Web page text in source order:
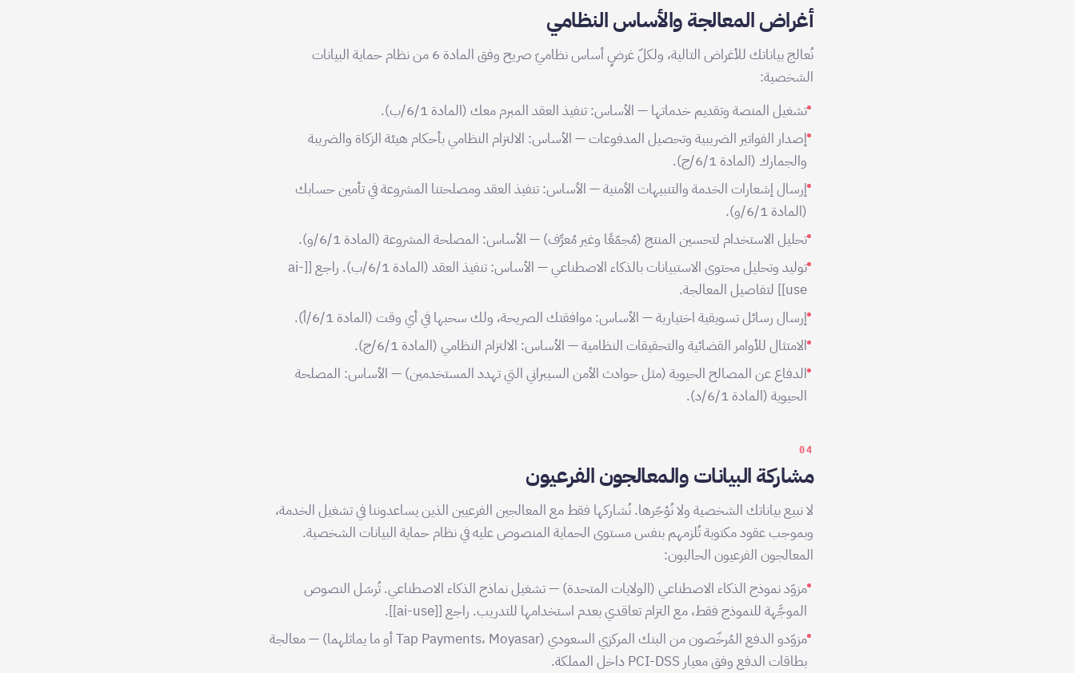
أغراض المعالجة والأساس النظامي
نُعالج بياناتك للأغراض التالية، ولكلّ غرضٍ أساس نظاميّ صريح وفق المادة 6 من نظام حماية البيانات
الشخصية:
تشغيل المنصة وتقديم خدماتها — الأساس: تنفيذ العقد المبرم معك (المادة 6/1/ب).
إصدار الفواتير الضريبية وتحصيل المدفوعات — الأساس: الالتزام النظامي بأحكام هيئة الزكاة والضريبة
والجمارك (المادة 6/1/ج).
إرسال إشعارات الخدمة والتنبيهات الأمنية — الأساس: تنفيذ العقد ومصلحتنا المشروعة في تأمين حسابك
(المادة 6/1/و).
تحليل الاستخدام لتحسين المنتج (مُجمّعًا وغير مُعرِّف) — الأساس: المصلحة المشروعة (المادة 6/1/و).
توليد وتحليل محتوى الاستبيانات بالذكاء الاصطناعي — الأساس: تنفيذ العقد (المادة 6/1/ب). راجع [[ai-
use]] لتفاصيل المعالجة.
إرسال رسائل تسويقية اختيارية — الأساس: موافقتك الصريحة، ولك سحبها في أي وقت (المادة 6/1/أ).
الامتثال للأوامر القضائية والتحقيقات النظامية — الأساس: الالتزام النظامي (المادة 6/1/ج).
الدفاع عن المصالح الحيوية (مثل حوادث الأمن السيبراني التي تهدد المستخدمين) — الأساس: المصلحة
الحيوية (المادة 6/1/د).
04
مشاركة البيانات والمعالجون الفرعيون
لا نبيع بياناتك الشخصية ولا نُؤجّرها. نُشاركها فقط مع المعالجين الفرعيين الذين يساعدوننا في تشغيل الخدمة،
وبموجب عقود مكتوبة تُلزمهم بنفس مستوى الحماية المنصوص عليه في نظام حماية البيانات الشخصية.
المعالجون الفرعيون الحاليون:
مزوّد نموذج الذكاء الاصطناعي (الولايات المتحدة) — تشغيل نماذج الذكاء الاصطناعي. تُرسَل النصوص
الموجَّهة للنموذج فقط، مع التزام تعاقدي بعدم استخدامها للتدريب. راجع [[ai-use]].
مزوّدو الدفع المُرخّصون من البنك المركزي السعودي (Tap Payments، Moyasar أو ما يماثلهما) — معالجة
بطاقات الدفع وفق معيار PCI-DSS داخل المملكة.